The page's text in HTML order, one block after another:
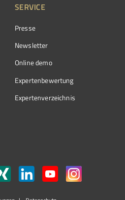
SERVICE
Presse
Newsletter
Online demo
Expertenbewertung
Expertenverzeichnis